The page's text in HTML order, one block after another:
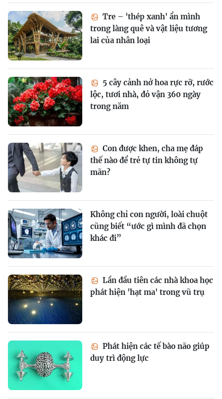
Tre – 'thép xanh' ẩn mình
trong làng quê và vật liệu tương
lai của nhân loại
5 cây cảnh nở hoa rực rỡ, rước
lộc, tươi nhà, đỏ vận 360 ngày
trong năm
Con được khen, cha mẹ đáp
thế nào để trẻ tự tin không tự
mãn?
Không chỉ con người, loài chuột
cũng biết “ước gì mình đã chọn
khác đi”
Lần đầu tiên các nhà khoa học
phát hiện 'hạt ma' trong vũ trụ
Phát hiện các tế bào não giúp
duy trì động lực